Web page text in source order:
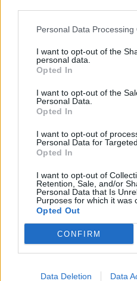
Personal Data Processing
I want to opt-out of the
personal data.
Opted In
I want to opt-out of the
Personal Data.
Opted In
I want to opt-out of
Personal Data for
Opted In
I want to opt-out of
Retention, Sale, and/or
Personal Data that Is
Purposes for which it was
Opted Out
CONFIRM
Data Deletion Data
5 anni in ruoli simili, oltre a
dell’inglese e degli
Per ulteriori informazioni e
il documento in allegato.
Il bando(pdf)